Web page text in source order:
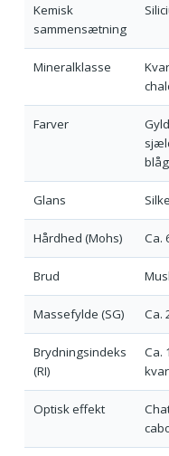
Kemisk
sammensætning
Mineralklasse
Farver
Glans
Hårdhed (Mohs) Ca.
Brud
Massefylde (SG) Ca.
Brydningsindeks
(RI)
Ca.
Optisk effekt